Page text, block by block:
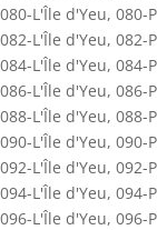
080-L'Île d'Yeu, 080-
082-L'Île d'Yeu, 082-
084-L'Île d'Yeu, 084-
086-L'Île d'Yeu, 086-
088-L'Île d'Yeu, 088-
090-L'Île d'Yeu, 090-
092-L'Île d'Yeu, 092-
094-L'Île d'Yeu, 094-
096-L'Île d'Yeu, 096-